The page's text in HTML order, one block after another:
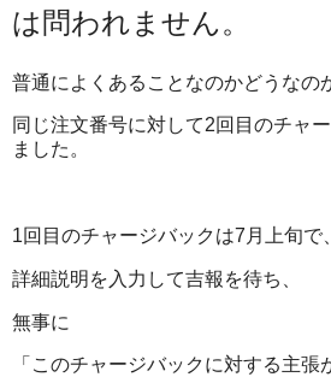
は問われません。
普通によくあることなのかどうなの
同じ注文番号に対して2回目のチャ
ました。
1回目のチャージバックは7月上旬で、
詳細説明を入力して吉報を待ち、
無事に
「このチャージバックに対する主張